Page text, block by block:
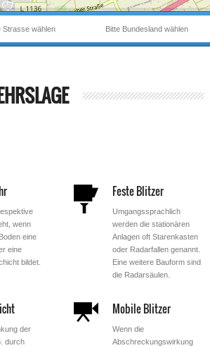
Bitte Bundesland wählen
Strasse wählen
wenn
eine
eine
bildet.
Feste Blitzer
Umgangssprachlich
werden die stationären
Anlagen oft Starenkasten
oder Radarfallen genannt.
Eine weitere Bauform sind
die Radarsäulen.
der
durch
Mobile Blitzer
Wenn die
Abschreckungswirkung